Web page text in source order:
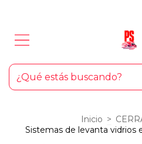
Inicio >
Sistemas de levanta vidrios